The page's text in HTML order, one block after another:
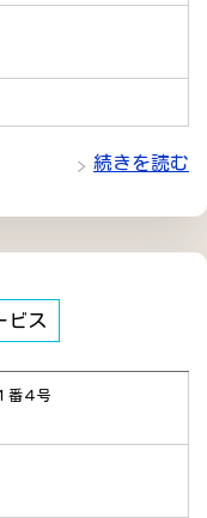
続きを読む
ビス
番４号